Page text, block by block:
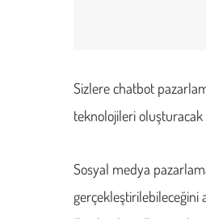
Sizlere chatbot
teknolojileri
Sosyal medya
gerçekleştirilebileceğini